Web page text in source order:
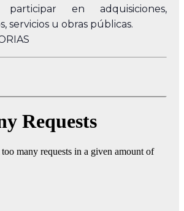
en adquisiciones,
servicios u obras públicas.